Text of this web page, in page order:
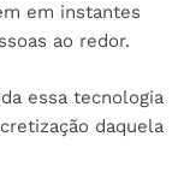
em instantes
ao redor.
essa tecnologia
daquela